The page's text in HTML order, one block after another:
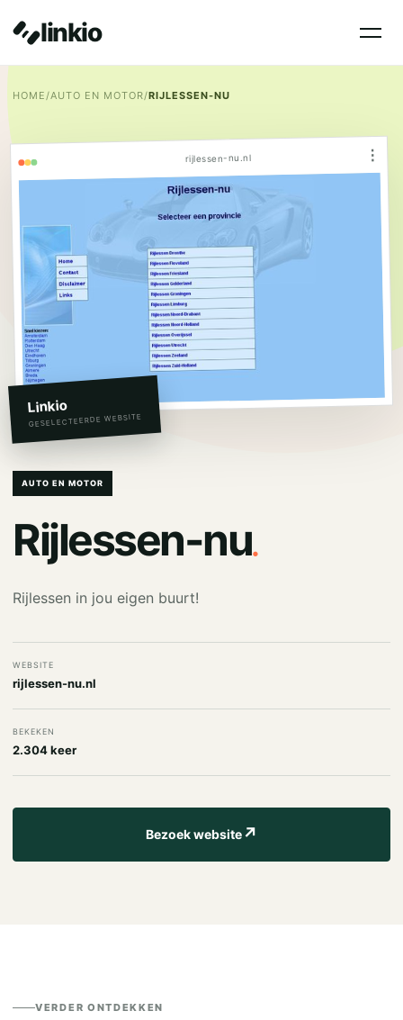
linkio
HOME/AUTO EN MOTOR/RIJLESSEN-NU
rijlessen-nu.nl ⋮
Linkio
GESELECTEERDE WEBSITE
AUTO EN MOTOR
Rijlessen-nu.
Rijlessen in jou eigen buurt!
WEBSITE
rijlessen-nu.nl
BEKEKEN
2.304 keer
Bezoek website↗
VERDER ONTDEKKEN